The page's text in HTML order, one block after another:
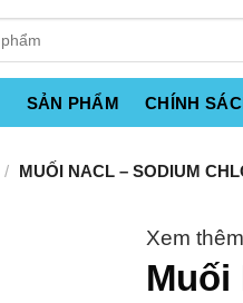
SẢN PHẨM CHÍNH
/ MUỐI NACL – SODIUM
Muối